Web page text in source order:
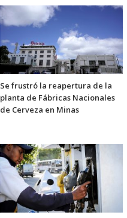
Se frustró la reapertura de la
planta de Fábricas Nacionales
de Cerveza en Minas